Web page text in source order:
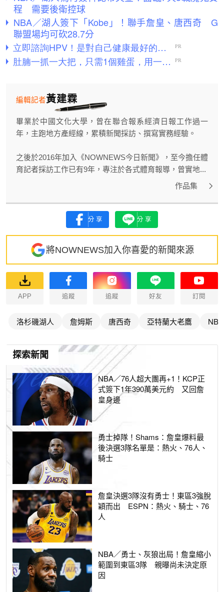
程 需要後衛控球
NBA／湖人簽下「Kobe」！聯手詹皇、唐西奇 G
聯盟場均可砍28.7分
黃建霖
編輯記者
畢業於中國文化大學，曾在聯合報系經濟日報工作過一
年，主跑地方產經線，累積新聞採訪、撰寫實務經驗。
之後於2016年加入《NOWNEWS今日新聞》，至今擔任體
育記者採訪工作已有9年，專注於各式體育報導，曾實地...
作品集
分享 分享
將NOWNEWS加入你喜愛的新聞來源
APP 追蹤 追蹤 好友 訂閱
洛杉磯湖人 詹姆斯 唐西奇 亞特蘭大老鷹 NBA
探索新聞
NBA／76人超大團再+1！KCP正
式簽下1年390萬美元約 又回詹
皇身邊
勇士掉隊！Shams：詹皇爆料最
後決選3隊名單是：熱火、76人、
騎士
詹皇決選3隊沒有勇士！東區3強脫
穎而出 ESPN：熱火、騎士、76
人
NBA／勇士、灰狼出局！詹皇縮小
範圍到東區3隊 親曝尚未決定原
因